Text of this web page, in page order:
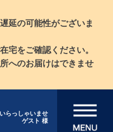
延の可能性がございま
宅をご確認ください。
へのお届けはできませ
いらっしゃいませ
ゲスト 様
メニューを開